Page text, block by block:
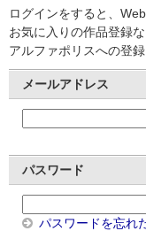
ログインをすると、
お気に入りの作品登録
アルファポリスへの登
メールアドレス
パスワード
パスワードを忘れ